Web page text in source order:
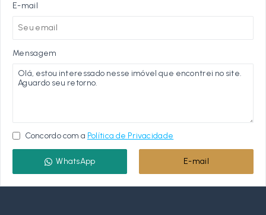
E-mail
Mensagem
Concordo com a Política de Privacidade
WhatsApp E-mail